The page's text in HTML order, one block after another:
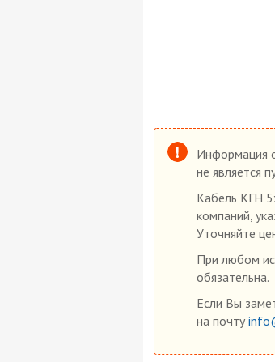
Информация
не является
Кабель КГН
компаний,
Уточняйте
При любом
обязательна.
Если Вы
на почту